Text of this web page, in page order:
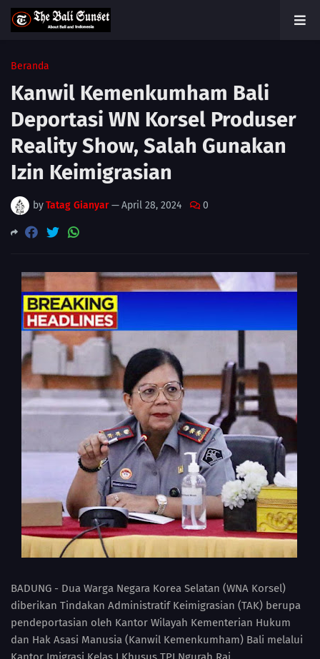
Beranda
Kanwil Kemenkumham Bali
Deportasi WN Korsel Produser
Reality Show, Salah Gunakan
Izin Keimigrasian
byTatag Gianyar—April 28, 2024 0
BADUNG - Dua Warga Negara Korea Selatan (WNA Korsel)
diberikan Tindakan Administratif Keimigrasian (TAK) berupa
pendeportasian oleh Kantor Wilayah Kementerian Hukum
dan Hak Asasi Manusia (Kanwil Kemenkumham) Bali melalui